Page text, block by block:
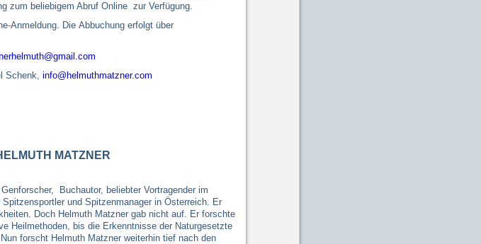
zum beliebigem Abruf Online zur Verfügung.
Anmeldung. Die Abbuchung erfolgt über
Schenk, info@helmuthmatzner.com
MATZNER
Buchautor, beliebter Vortragender im
und Spitzenmanager in Österreich. Er
Doch Helmuth Matzner gab nicht auf. Er forschte
Heilmethoden, bis die Erkenntnisse der Naturgesetzte
forscht Helmuth Matzner weiterhin tief nach den